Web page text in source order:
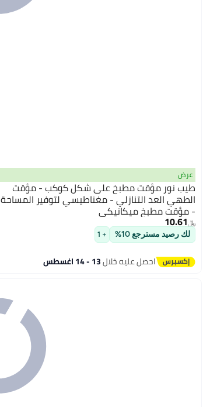
عرض
طيب نور مؤقت مطبخ على شكل كوكب - مؤقت
الطهي العد التنازلي - مغناطيسي لتوفير المساحة
- مؤقت مطبخ ميكانيكي
﷼‏10.61
لك رصيد مسترجع 10% + 1
احصل عليه خلال13 - 14 اغسطس